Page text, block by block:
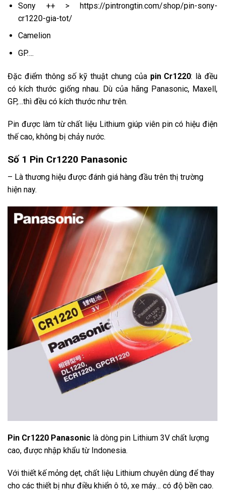
Sony ++ > https://pintrongtin.com/shop/pin-sony-
cr1220-gia-tot/
Camelion
GP….
Đặc điểm thông số kỹ thuật chung của pin Cr1220: là đều
có kích thước giống nhau. Dù của hãng Panasonic, Maxell,
GP,…thì đều có kích thước như trên.
Pin được làm từ chất liệu Lithium giúp viên pin có hiệu điện
thế cao, không bị chảy nước.
Số 1 Pin Cr1220 Panasonic
– Là thương hiệu được đánh giá hàng đầu trên thị trường
hiện nay.
Pin Cr1220 Panasonic là dòng pin Lithium 3V chất lượng
cao, được nhập khẩu từ Indonesia.
Với thiết kế mỏng dẹt, chất liệu Lithium chuyên dùng để thay
cho các thiết bị như điều khiển ô tô, xe máy… có độ bền cao.